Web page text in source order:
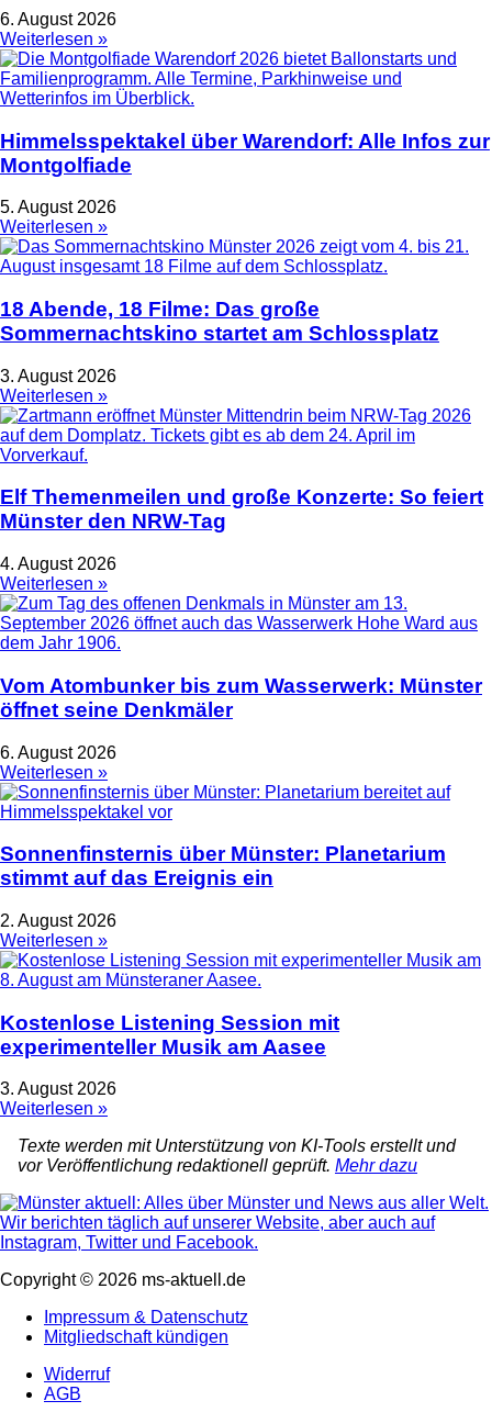
6. August 2026
Weiterlesen »
Himmelsspektakel über Warendorf: Alle Infos zur
Montgolfiade
5. August 2026
Weiterlesen »
18 Abende, 18 Filme: Das große
Sommernachtskino startet am Schlossplatz
3. August 2026
Weiterlesen »
Elf Themenmeilen und große Konzerte: So feiert
Münster den NRW-Tag
4. August 2026
Weiterlesen »
Vom Atombunker bis zum Wasserwerk: Münster
öffnet seine Denkmäler
6. August 2026
Weiterlesen »
Sonnenfinsternis über Münster: Planetarium
stimmt auf das Ereignis ein
2. August 2026
Weiterlesen »
Kostenlose Listening Session mit
experimenteller Musik am Aasee
3. August 2026
Weiterlesen »
Texte werden mit Unterstützung von KI-Tools erstellt und
vor Veröffentlichung redaktionell geprüft. Mehr dazu
Copyright © 2026 ms-aktuell.de
Impressum & Datenschutz
Mitgliedschaft kündigen
Widerruf
AGB